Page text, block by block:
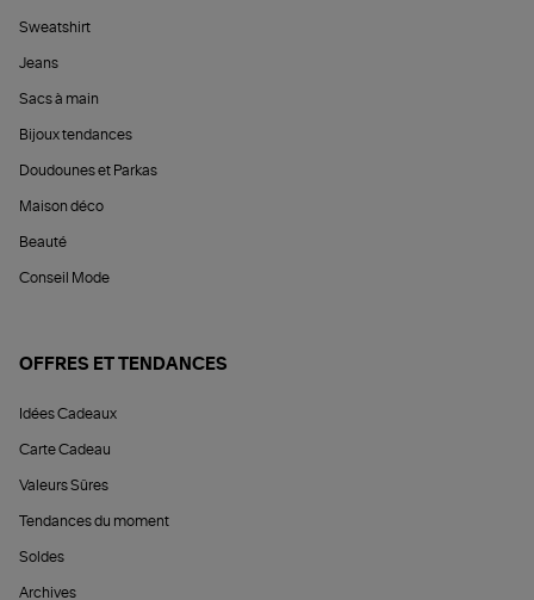
Sweatshirt
Jeans
Sacs à main
Bijoux tendances
Doudounes et Parkas
Maison déco
Beauté
Conseil Mode
OFFRES ET TENDANCES
Idées Cadeaux
Carte Cadeau
Valeurs Sûres
Tendances du moment
Soldes
Archives